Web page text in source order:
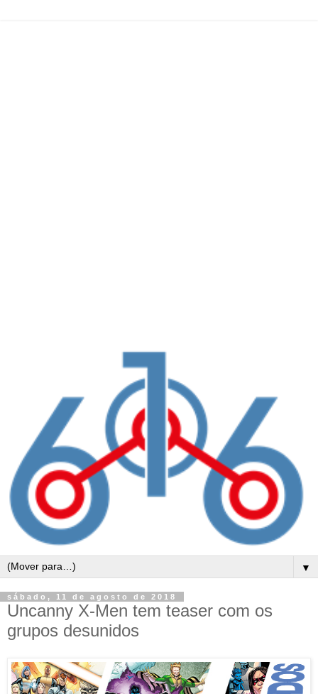
▼
sábado, 11 de agosto de 2018
Uncanny X-Men tem teaser com os
grupos desunidos